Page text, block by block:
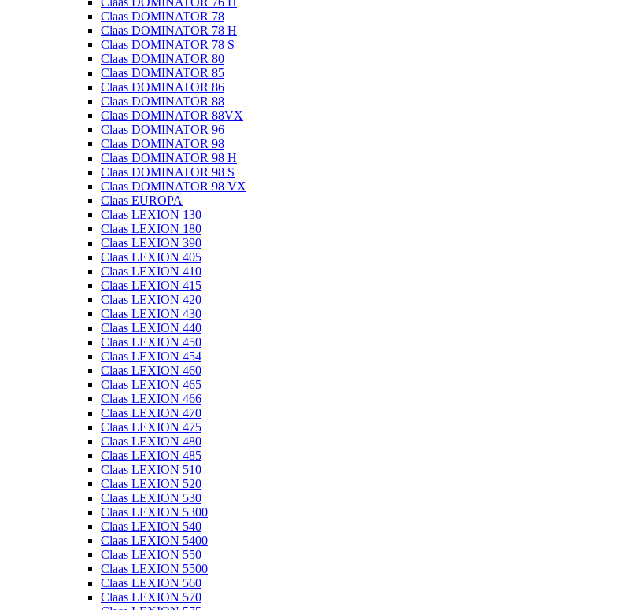
Claas DOMINATOR 78
Claas DOMINATOR 78 H
Claas DOMINATOR 78 S
Claas DOMINATOR 80
Claas DOMINATOR 85
Claas DOMINATOR 86
Claas DOMINATOR 88
Claas DOMINATOR 88VX
Claas DOMINATOR 96
Claas DOMINATOR 98
Claas DOMINATOR 98 H
Claas DOMINATOR 98 S
Claas DOMINATOR 98 VX
Claas EUROPA
Claas LEXION 130
Claas LEXION 180
Claas LEXION 390
Claas LEXION 405
Claas LEXION 410
Claas LEXION 415
Claas LEXION 420
Claas LEXION 430
Claas LEXION 440
Claas LEXION 450
Claas LEXION 454
Claas LEXION 460
Claas LEXION 465
Claas LEXION 466
Claas LEXION 470
Claas LEXION 475
Claas LEXION 480
Claas LEXION 485
Claas LEXION 510
Claas LEXION 520
Claas LEXION 530
Claas LEXION 5300
Claas LEXION 540
Claas LEXION 5400
Claas LEXION 550
Claas LEXION 5500
Claas LEXION 560
Claas LEXION 570